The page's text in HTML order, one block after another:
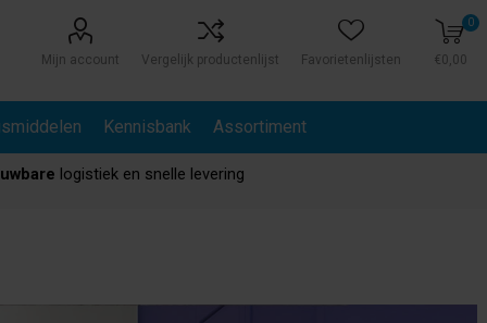
Mijn account Vergelijk productenlijst Favorietenlijsten
0
€0,00
Kennisbank Assortiment
logistiek en snelle levering